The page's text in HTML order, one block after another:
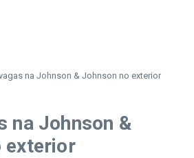
na Johnson & Johnson no exterior
na Johnson &
exterior